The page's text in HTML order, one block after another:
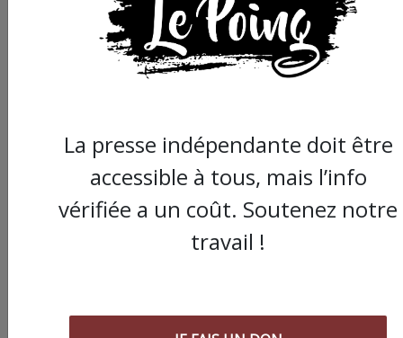
Commander le dernier numéro papier du
La presse indépendante doit être
accessible à tous, mais l’info
vérifiée a un coût. Soutenez notre
travail !